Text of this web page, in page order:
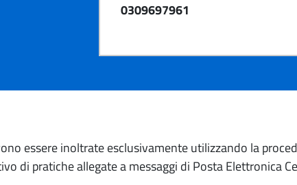
0309697961
essere inoltrate esclusivamente utilizzando la
di pratiche allegate a messaggi di Posta Elettronica